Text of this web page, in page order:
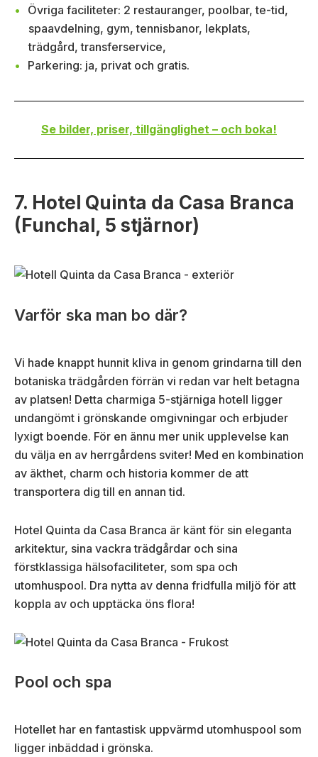
Övriga faciliteter: 2 restauranger, poolbar, te-tid,
spaavdelning, gym, tennisbanor, lekplats,
trädgård, transferservice,
Parkering: ja, privat och gratis.
Se bilder, priser, tillgänglighet – och boka!
7. Hotel Quinta da Casa Branca
(Funchal, 5 stjärnor)
Varför ska man bo där?
Vi hade knappt hunnit kliva in genom grindarna till den
botaniska trädgården förrän vi redan var helt betagna
av platsen! Detta charmiga 5-stjärniga hotell ligger
undangömt i grönskande omgivningar och erbjuder
lyxigt boende. För en ännu mer unik upplevelse kan
du välja en av herrgårdens sviter! Med en kombination
av äkthet, charm och historia kommer de att
transportera dig till en annan tid.
Hotel Quinta da Casa Branca är känt för sin eleganta
arkitektur, sina vackra trädgårdar och sina
förstklassiga hälsofaciliteter, som spa och
utomhuspool. Dra nytta av denna fridfulla miljö för att
koppla av och upptäcka öns flora!
Pool och spa
Hotellet har en fantastisk uppvärmd utomhuspool som
ligger inbäddad i grönska.